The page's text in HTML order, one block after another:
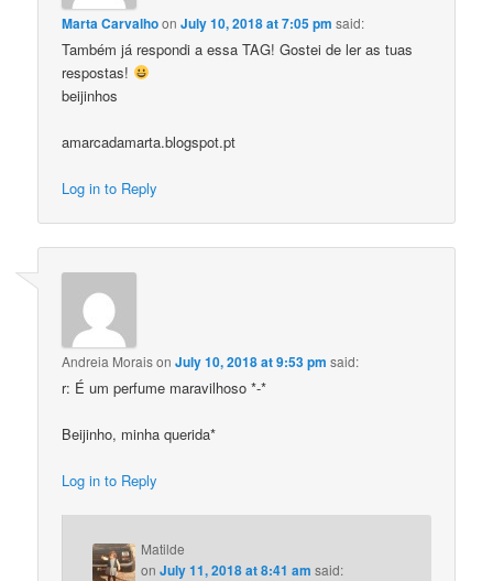
Marta CarvalhoonJuly 10, 2018 at 7:05 pm said:
Também já respondi a essa TAG! Gostei de ler as tuas
respostas!
beijinhos
amarcadamarta.blogspot.pt
Log in to Reply
Andreia MoraisonJuly 10, 2018 at 9:53 pm said:
r: É um perfume maravilhoso *-*
Beijinho, minha querida*
Log in to Reply
Matilde
onJuly 11, 2018 at 8:41 am said: